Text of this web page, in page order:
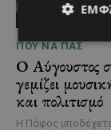
ΠΟΥ ΝΑ ΠΑΣ
Ο Αύγουστος
γεμίζει
και πολιτισμό
Η Πάφος